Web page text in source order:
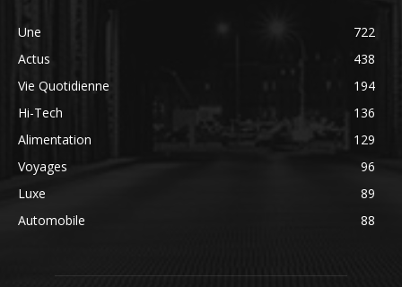
Une
722
Actus
438
Vie Quotidienne
194
Hi-Tech
136
Alimentation
129
Voyages
96
Luxe
89
Automobile
88